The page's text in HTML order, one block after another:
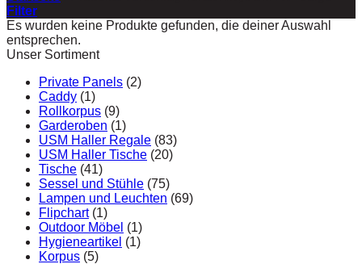
Filter
Es wurden keine Produkte gefunden, die deiner Auswahl
entsprechen.
Unser Sortiment
Private Panels (2)
Caddy (1)
Rollkorpus (9)
Garderoben (1)
USM Haller Regale (83)
USM Haller Tische (20)
Tische (41)
Sessel und Stühle (75)
Lampen und Leuchten (69)
Flipchart (1)
Outdoor Möbel (1)
Hygieneartikel (1)
Korpus (5)